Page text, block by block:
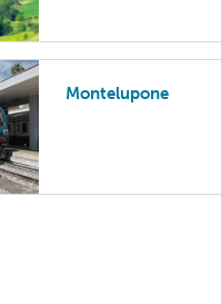
Montelupone